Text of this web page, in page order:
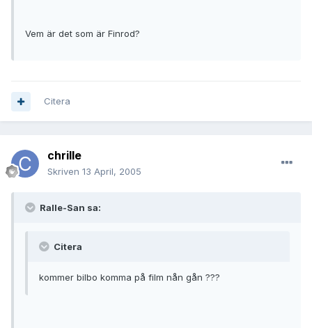
Vem är det som är Finrod?
Citera
chrille
Skriven 13 April, 2005
Ralle-San sa:
Citera
kommer bilbo komma på film nån gån ???